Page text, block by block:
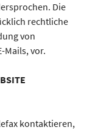
Die
rechtliche
von
Mails, vor.
kontaktieren,